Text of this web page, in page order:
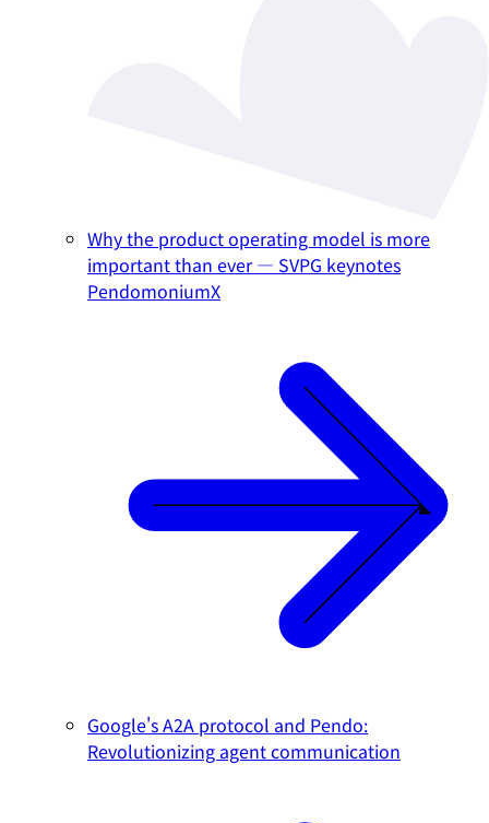
Why the product operating model is more
important than ever — SVPG keynotes
PendomoniumX
Google's A2A protocol and Pendo:
Revolutionizing agent communication